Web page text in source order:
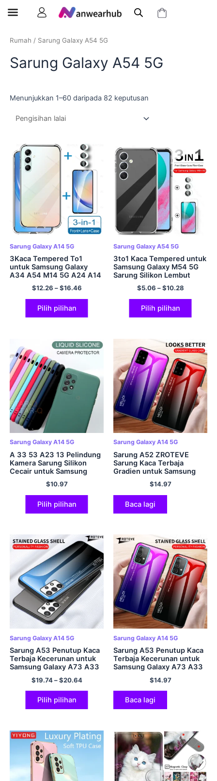
Rumah / Sarung Galaxy A54 5G
Sarung Galaxy A54 5G
Menunjukkan 1–60 daripada 82 keputusan
Sarung Galaxy A14 5G
3Kaca Tempered To1
untuk Samsung Galaxy
A34 A54 M14 5G A24 A14
4G Sarung Kulit Lembut
Jelas SamsungA34 A 34
Pelindung Skrin Kamera
$12.26 –$16.46
Pilih pilihan
Sarung Galaxy A54 5G
3to1 Kaca Tempered untuk
Samsung Galaxy M54 5G
Sarung Silikon Lembut
SamsungM54 Samsung
M54 M 54 6.7″ Penutup
Pelindung Skrin Kamera
$5.06 –$10.28
Pilih pilihan
Sarung Galaxy A14 5G
A 33 53 A23 13 Pelindung
Kamera Sarung Silikon
Cecair untuk Samsung
Galaxy A53 A33 A73 A13
5G 4G A54 A34 A14
Penutup Asal Mewah
$10.97
Pilih pilihan
Sarung Galaxy A14 5G
Sarung A52 ZROTEVE
Sarung Kaca Terbaja
Gradien untuk Samsung
Galaxy A52s A72 A12 A22
A32 M52 M53 M54 A13
A14 A34 A54 A53 A73
$14.97
Baca lagi
Sarung Galaxy A14 5G
Sarung A53 Penutup Kaca
Terbaja Kecerunan untuk
Samsung Galaxy A73 A33
A23 A13 A52 A72 M23
M33 M53 M54 A14 A24
A34 A54 Sarung
$19.74–$20.64
Pilih pilihan
Sarung Galaxy A14 5G
Sarung A53 Penutup Kaca
Terbaja Kecerunan untuk
Samsung Galaxy A73 A33
A23 A13 A52 A72 M23
M33 M53 M54 A14 A24
A34 A54 Sarung
$14.97
Baca lagi